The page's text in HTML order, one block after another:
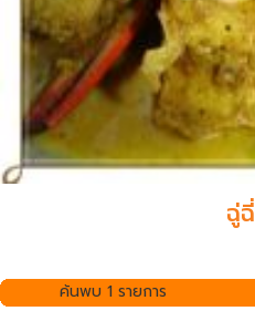
ฉู่
ค้นพบ 1 รายการ